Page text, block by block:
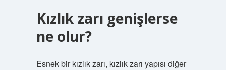
Kızlık zarı genişlerse
ne olur?
Esnek bir kızlık zarı, kızlık zarı yapısı diğer